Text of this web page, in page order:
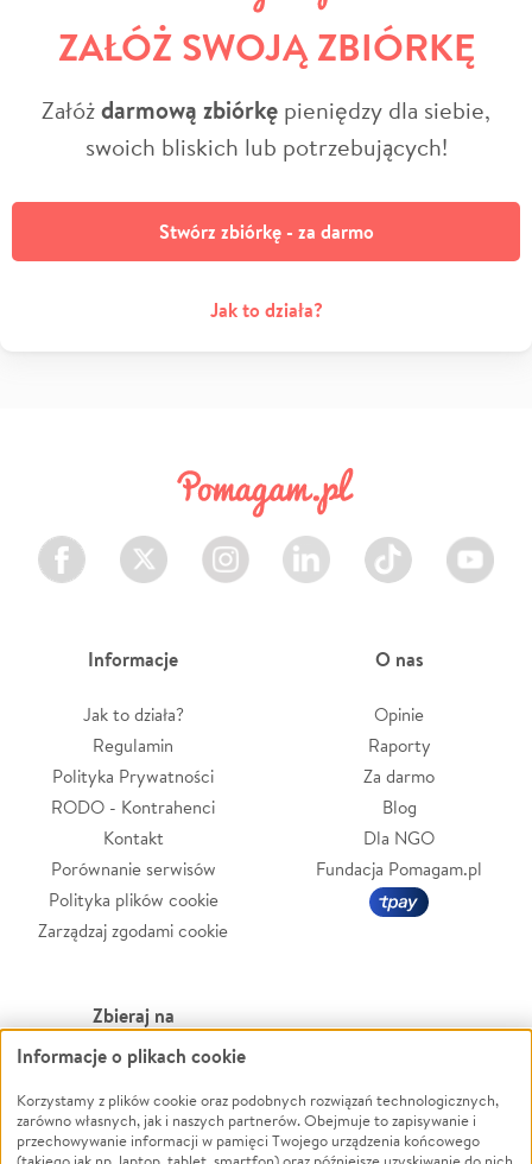
ZAŁÓŻ SWOJĄ ZBIÓRKĘ
Załóżdarmową zbiórkę pieniędzy dla siebie,
swoich bliskich lub potrzebujących!
Stwórz zbiórkę - za darmo
Jak to działa?
Facebook Twitter Instagram LinkedIn TikTok Youtube
Informacje
Jak to działa?
Regulamin
Polityka Prywatności
RODO - Kontrahenci
Kontakt
Porównanie serwisów
Polityka plików cookie
Zarządzaj zgodami cookie
O nas
Opinie
Raporty
Za darmo
Blog
Dla NGO
Fundacja Pomagam.pl
Zbieraj na
Leczenie
Zwierzęta
Pożar
Powódź
Wichura
Informacje o plikach cookie
Korzystamy z plików cookie oraz podobnych rozwiązań technologicznych,
zarówno własnych, jak i naszych partnerów. Obejmuje to zapisywanie i
przechowywanie informacji w pamięci Twojego urządzenia końcowego